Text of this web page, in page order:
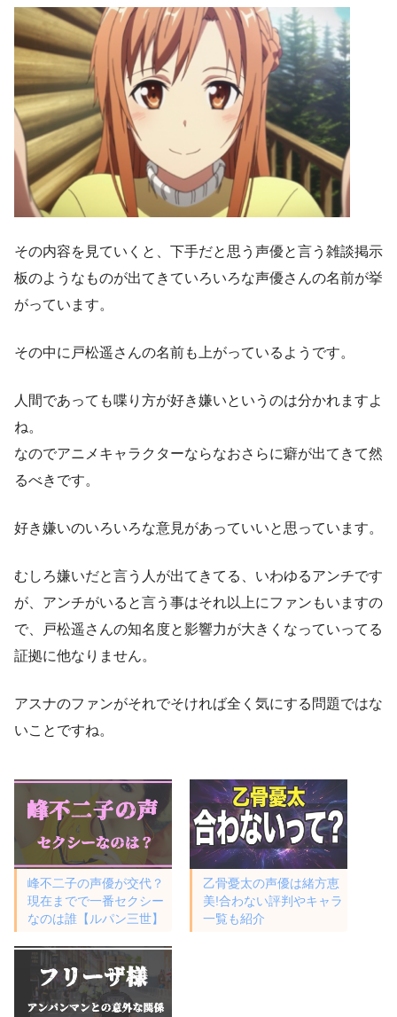
その内容を見ていくと、下手だと思う声優と言う雑談掲示
板のようなものが出てきていろいろな声優さんの名前が挙
がっています。
その中に戸松遥さんの名前も上がっているようです。
人間であっても喋り方が好き嫌いというのは分かれますよ
ね。
なのでアニメキャラクターならなおさらに癖が出てきて然
るべきです。
好き嫌いのいろいろな意見があっていいと思っています。
むしろ嫌いだと言う人が出てきてる、いわゆるアンチです
が、アンチがいると言う事はそれ以上にファンもいますの
で、戸松遥さんの知名度と影響力が大きくなっていってる
証拠に他なりません。
アスナのファンがそれでそければ全く気にする問題ではな
いことですね。
峰不二子の声優が交代？
現在までで一番セクシー
なのは誰【ルパン三世】
乙骨憂太の声優は緒方恵
美!合わない評判やキャラ
一覧も紹介